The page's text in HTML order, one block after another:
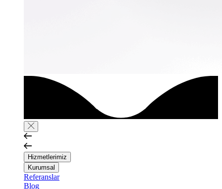
Hizmetlerimiz
Kurumsal
Referanslar
Blog